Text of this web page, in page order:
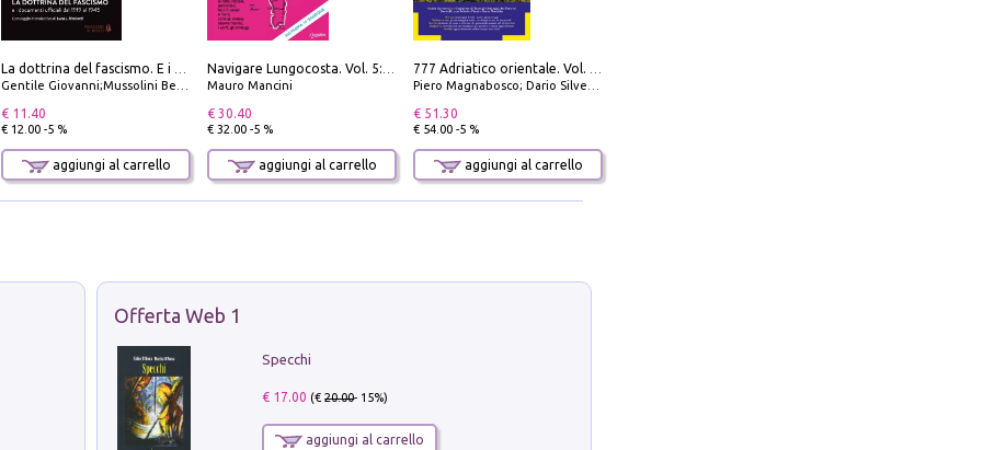
Gentile Giovanni;Mussolini Benito
€ 11.40
€ 12.00 -5 %
aggiungi al carrello
Mauro Mancini
€ 30.40
€ 32.00 -5 %
aggiungi al carrello
Piero Magnabosco; Dario Silvestro; Marco Sbrizzi
€ 51.30
€ 54.00 -5 %
aggiungi al carrello
Offerta Web 1
Specchi
€ 17.00 (€20.00- 15%)
aggiungi al carrello